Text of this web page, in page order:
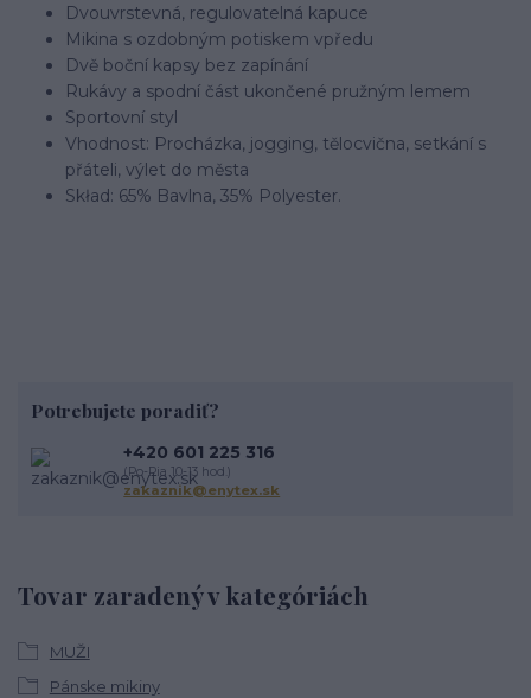
Dvouvrstevná, regulovatelná kapuce
Mikina s ozdobným potiskem vpředu
Dvě boční kapsy bez zapínání
Rukávy a spodní část ukončené pružným lemem
Sportovní styl
Vhodnost: Procházka, jogging, tělocvična, setkání s
přáteli, výlet do města
Skład: 65% Bavlna, 35% Polyester.
Tovar zaradený v kategóriách
MUŽI
Pánske mikiny
Potrebujete poradiť?
+420 601 225 316
(Po-Pia 10-13 hod.)
zakaznik@enytex.sk